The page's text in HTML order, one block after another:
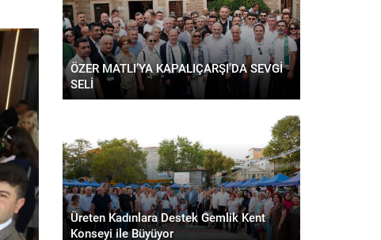
ÖZER MATLI’YA KAPALIÇARŞI’DA SEVGİ
SELİ
Üreten Kadınlara Destek Gemlik Kent
Konseyi ile Büyüyor